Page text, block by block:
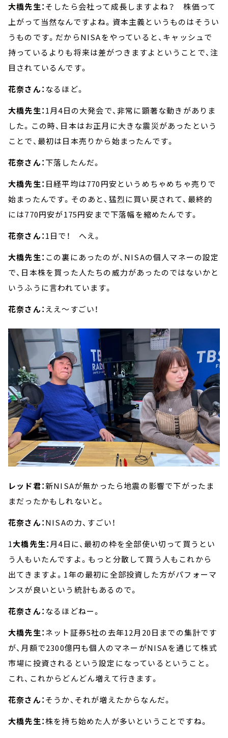
大橋先生：そしたら会社って成長しますよね？ 株価って
上がって当然なんですよね。資本主義というものはそうい
うものです。だからNISAをやっていると、キャッシュで
持っているよりも将来は差がつきますよということで、注
目されているんです。
花奈さん： なるほど。
大橋先生：1月4日の大発会で、非常に顕著な動きがありま
した。この時、日本はお正月に大きな震災があったという
ことで、最初は日本売りから始まったんです。
花奈さん：下落したんだ。
大橋先生： 日経平均は770円安というめちゃめちゃ売りで
始まったんです。そのあと、猛烈に買い戻されて、最終的
には770円安が175円安まで下落幅を縮めたんです。
花奈さん：1日で！ へえ。
大橋先生： この裏にあったのが、NISAの個人マネーの設定
で、日本株を買った人たちの威力があったのではないかと
いうふうに言われています。
花奈さん： ええ～すごい！
レッド君：新NISAが無かったら地震の影響で下がったま
まだったかもしれないと。
花奈さん：NISAの力、すごい！
1大橋先生： 月4日に、最初の枠を全部使い切って買うとい
う人もいたんですよ。もっと分散して買う人もこれから
出てきますよ。1年の最初に全部投資した方がパフォーマ
ンスが良いという統計もあるので。
花奈さん： なるほどねー。
大橋先生：ネット証券5社の去年12月20日までの集計です
が、月額で2300億円も個人のマネーがNISAを通じて株式
市場に投資されるという設定になっているということ。
これ、これからどんどん増えて行きます。
花奈さん：そうか、それが増えたからなんだ。
大橋先生：株を持ち始めた人が多いということですね。